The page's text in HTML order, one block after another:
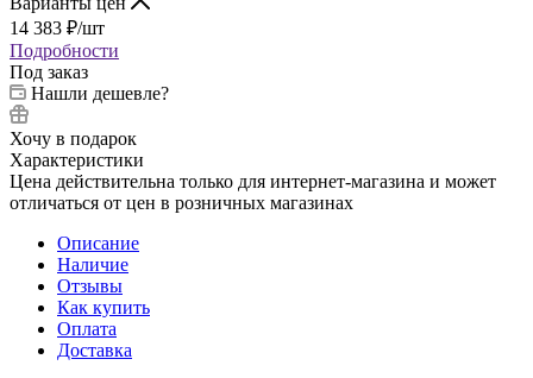
14 383 ₽/шт
Подробности
Под заказ
Нашли дешевле?
Хочу в подарок
Характеристики
Цена действительна только для интернет-магазина и может
отличаться от цен в розничных магазинах
Описание
Наличие
Отзывы
Как купить
Оплата
Доставка